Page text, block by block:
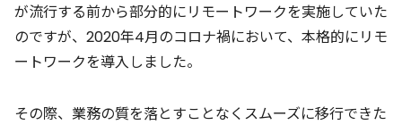
が流行する前から部分的にリモートワークを実施していた
のですが、2020年4月のコロナ禍において、本格的にリモ
ートワークを導入しました。
その際、業務の質を落とすことなくスムーズに移行できた